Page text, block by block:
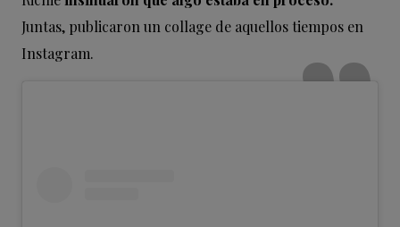
Juntas, publicaron un collage de aquellos tiempos en
Instagram.